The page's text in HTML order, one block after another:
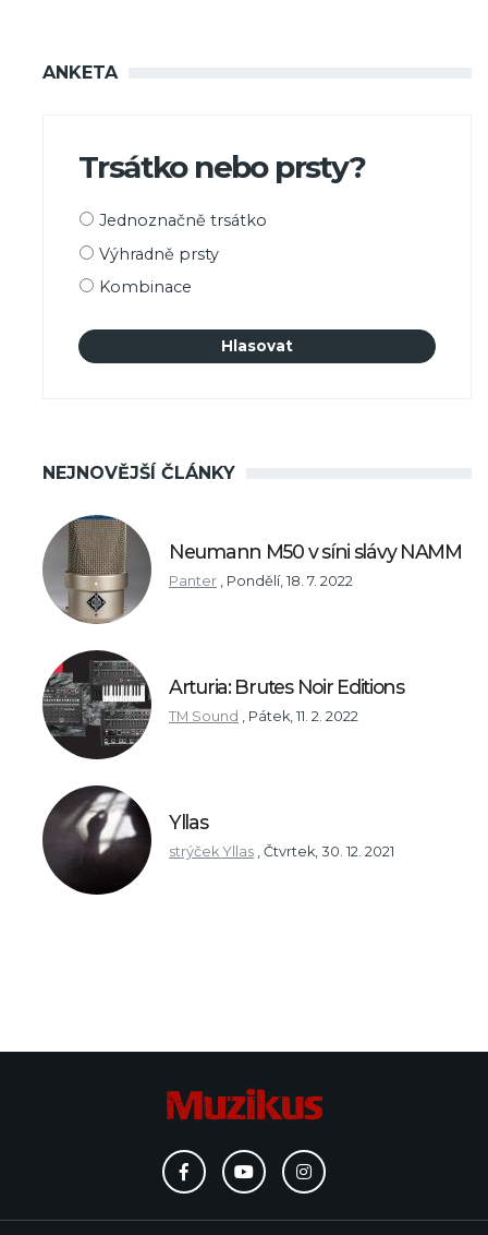
ANKETA
Trsátko nebo prsty?
Možnosti
Jednoznačně trsátko
Výhradně prsty
Kombinace
NEJNOVĚJŠÍ ČLÁNKY
Neumann M50 v síni slávy NAMM
Panter , Pondělí, 18. 7. 2022
Arturia: Brutes Noir Editions
TM Sound , Pátek, 11. 2. 2022
Yllas
strýček Yllas , Čtvrtek, 30. 12. 2021